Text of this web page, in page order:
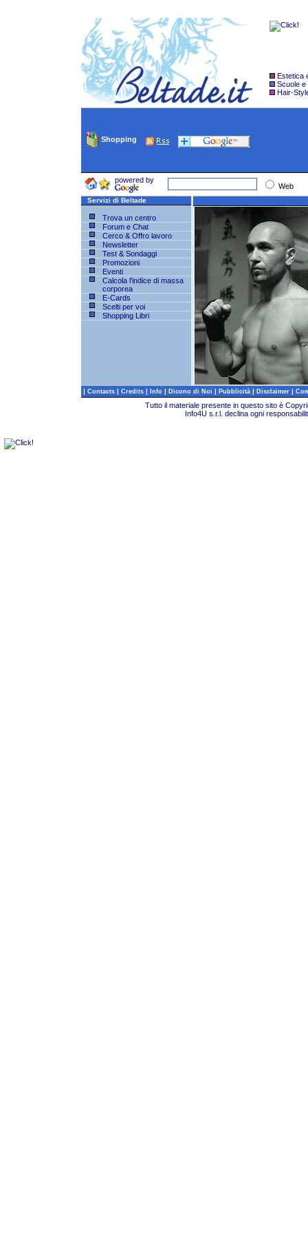
Estetica
Scuole e
Hair-
Shopping
powered by
Web
Servizi di Beltade
Trova un centro
Forum e Chat
Cerco & Offro lavoro
Newsletter
Test & Sondaggi
Promozioni
Eventi
Calcola l'indice di massa
corporea
E-Cards
Scelti per voi
Shopping Libri
| Contacts | Credits | Info | Dicono di Noi | Pubblicità | Disclaimer |
Tutto il materiale presente in questo sito è
Info4U s.r.l. declina ogni